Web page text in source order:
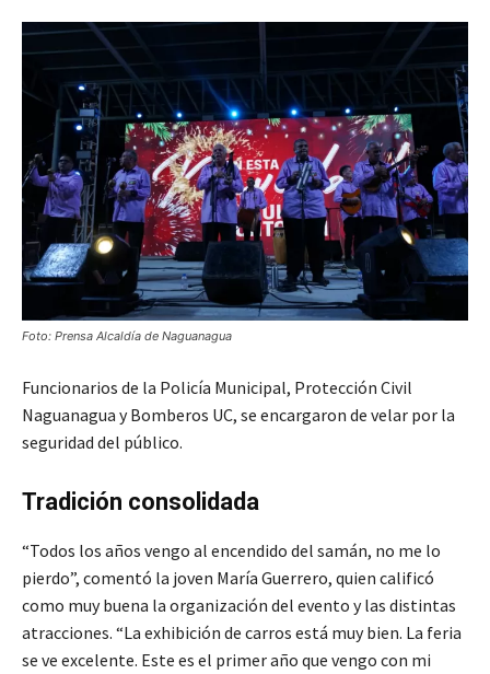
Foto: Prensa Alcaldía de Naguanagua
Funcionarios de la Policía Municipal, Protección Civil
Naguanagua y Bomberos UC, se encargaron de velar por la
seguridad del público.
Tradición consolidada
“Todos los años vengo al encendido del samán, no me lo
pierdo”, comentó la joven María Guerrero, quien calificó
como muy buena la organización del evento y las distintas
atracciones. “La exhibición de carros está muy bien. La feria
se ve excelente. Este es el primer año que vengo con mi